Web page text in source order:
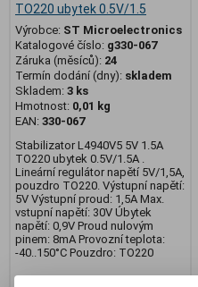
TO220 ubytek 0.5V/1.5
Výrobce: ST Microelectronics
Katalogové číslo: g330-067
Záruka (měsíců): 24
Termín dodání (dny): skladem
Skladem: 3 ks
Hmotnost: 0,01 kg
EAN: 330-067
Stabilizator L4940V5 5V 1.5A
TO220 ubytek 0.5V/1.5A .
Lineární regulátor napětí 5V/1,5A,
pouzdro TO220. Výstupní napětí:
5V Výstupní proud: 1,5A Max.
vstupní napětí: 30V Úbytek
napětí: 0,9V Proud nulovým
pinem: 8mA Provozní teplota:
-40..150°C Pouzdro: TO220